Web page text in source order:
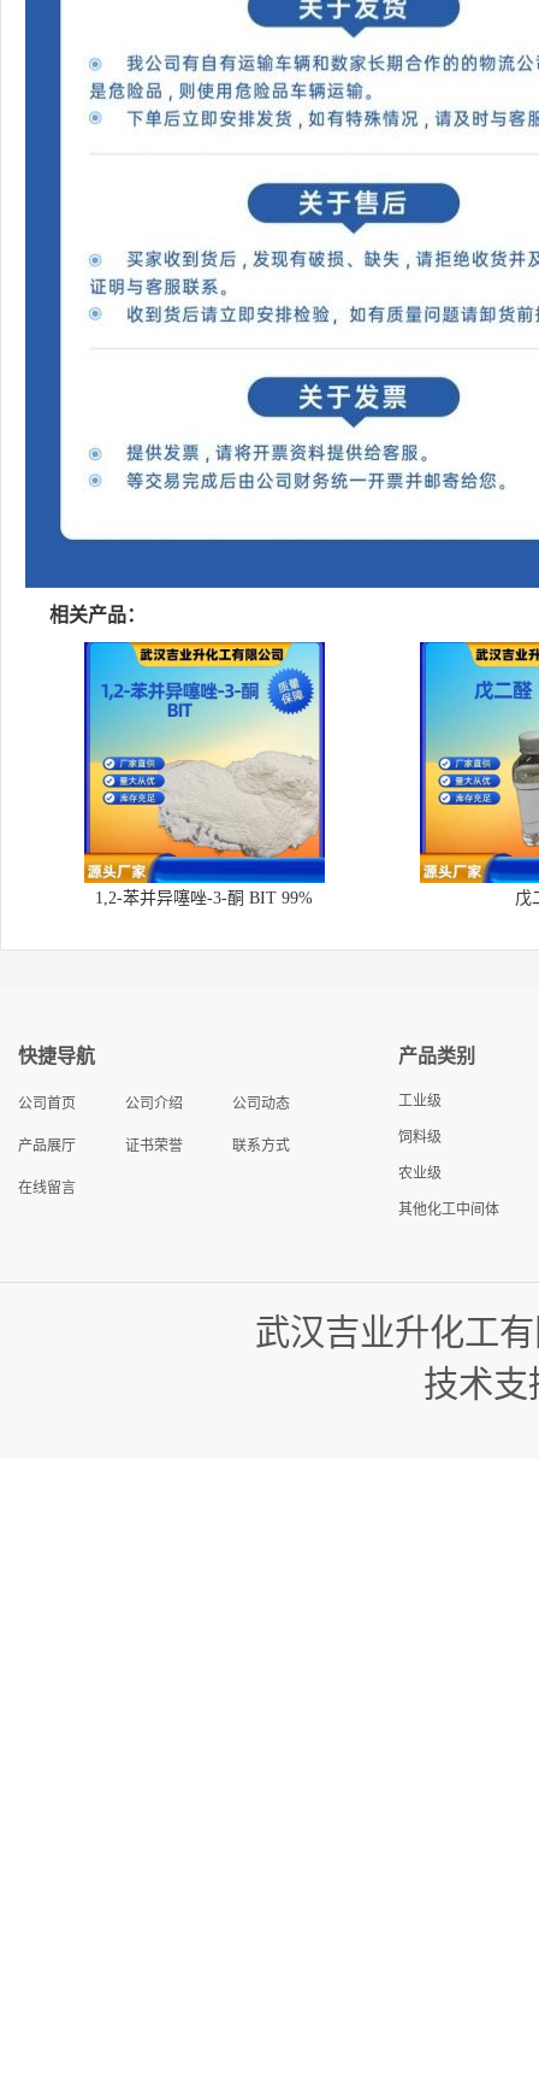
相关产品：
1,2-苯并异噻唑-3-酮 BIT 99% 戊
快捷导航
公司首页 公司介绍 公司动态
产品展厅 证书荣誉 联系方式
在线留言
产品类别
工业级
饲料级
农业级
其他化工中间体
武汉吉业升化工
技术